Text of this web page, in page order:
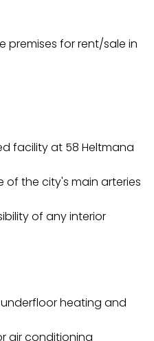
premises for rent/sale in
facility at 58 Heltmana
the city's main arteries
of any interior
heating and
air conditioning